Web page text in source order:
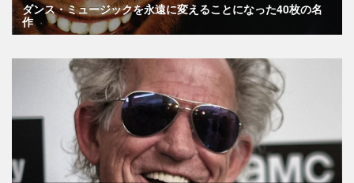
ダンス・ミュージックを永遠に変えることになった40枚の名
作